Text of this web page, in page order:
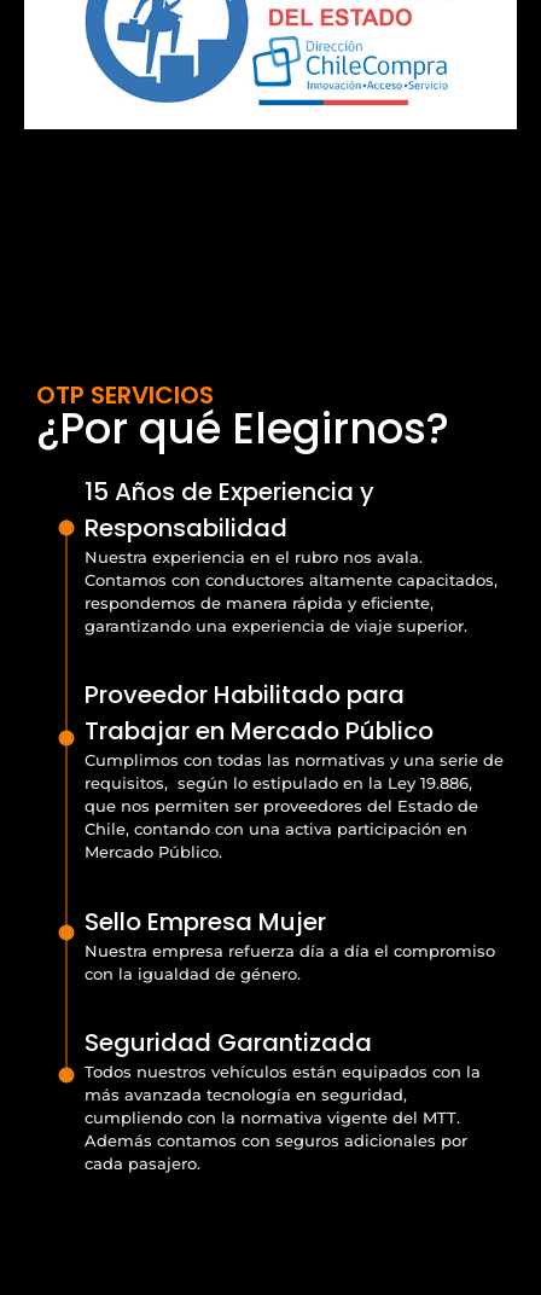
OTP SERVICIOS
¿Por qué Elegirnos?
15 Años de Experiencia y
Responsabilidad
Nuestra experiencia en el rubro nos avala.
Contamos con conductores altamente capacitados,
respondemos de manera rápida y eficiente,
garantizando una experiencia de viaje superior.
Proveedor Habilitado para
Trabajar en Mercado Público
Cumplimos con todas las normativas y una serie de
requisitos, según lo estipulado en la Ley 19.886,
que nos permiten ser proveedores del Estado de
Chile, contando con una activa participación en
Mercado Público.
Sello Empresa Mujer
Nuestra empresa refuerza día a día el compromiso
con la igualdad de género.
Seguridad Garantizada
Todos nuestros vehículos están equipados con la
más avanzada tecnología en seguridad,
cumpliendo con la normativa vigente del MTT.
Además contamos con seguros adicionales por
cada pasajero.